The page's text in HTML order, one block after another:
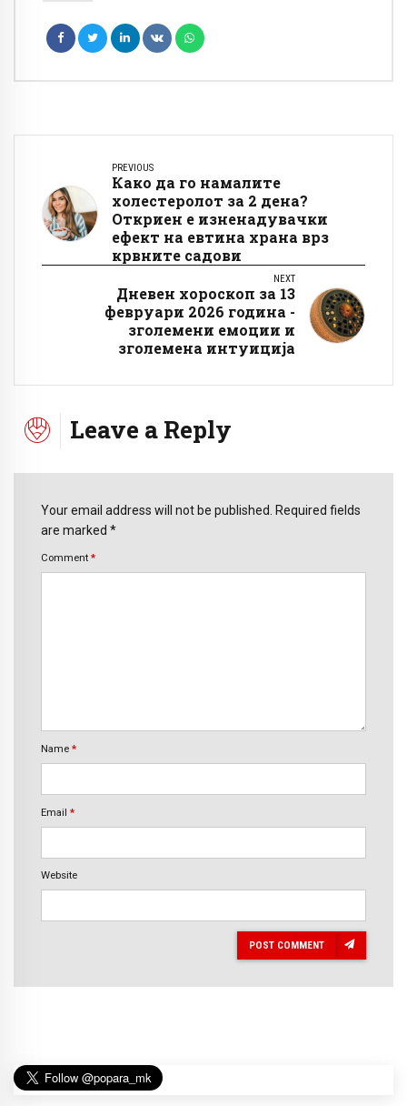
PREVIOUS
Како да го намалите
холестеролот за 2 дена?
Откриен е изненадувачки
ефект на евтина храна врз
крвните садови
NEXT
Дневен хороскоп за 13
февруари 2026 година -
зголемени емоции и
зголемена интуиција
Leave a Reply
Your email address will not be published. Required fields
are marked *
Comment *
Name *
Email *
Website
POST COMMENT